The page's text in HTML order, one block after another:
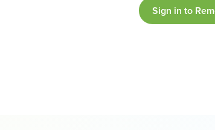
Sign in to